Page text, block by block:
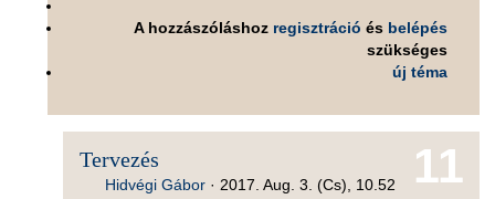
A hozzászóláshoz regisztráció és belépés
szükséges
új téma
11
Tervezés
Hidvégi Gábor · 2017. Aug. 3. (Cs), 10.52